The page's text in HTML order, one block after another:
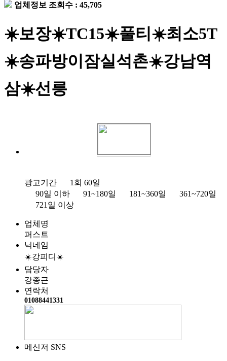
업체정보 조회수 : 45,705
☀️보장☀️TC15☀️풀티☀️최소5T
☀️송파방이잠실석촌☀️강남역
삼☀️선릉
광고기간
1회 60일
90일 이하
91~180일 181~360일
361~720일
721일 이상
업체명
퍼스트
닉네임
☀️강피디☀️
담당자
강종근
연락처
01088441331
메신저 SNS